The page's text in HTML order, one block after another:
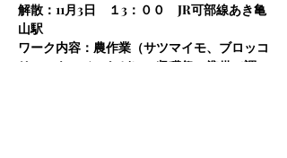
解散：11月3日　１3：００　JR可部線あき亀
山駅
ワーク内容：農作業（サツマイモ、ブロッコ
リー、キャベツなど）、収穫祭の準備（調